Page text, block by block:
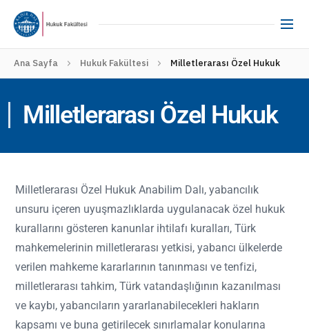
Ana Sayfa Hukuk Fakültesi Milletlerarası Özel Hukuk
Milletlerarası Özel Hukuk
Milletlerarası Özel Hukuk Anabilim Dalı, yabancılık
unsuru içeren uyuşmazlıklarda uygulanacak özel hukuk
kurallarını gösteren kanunlar ihtilafı kuralları, Türk
mahkemelerinin milletlerarası yetkisi, yabancı ülkelerde
verilen mahkeme kararlarının tanınması ve tenfizi,
milletlerarası tahkim, Türk vatandaşlığının kazanılması
ve kaybı, yabancıların yararlanabilecekleri hakların
kapsamı ve buna getirilecek sınırlamalar konularına